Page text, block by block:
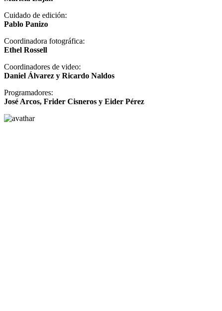
Cuidado de edición:
Pablo Panizo
Coordinadora fotográfica:
Ethel Rossell
Coordinadores de video:
Daniel Álvarez y Ricardo Naldos
Programadores:
José Arcos, Frider Cisneros y Eider Pérez